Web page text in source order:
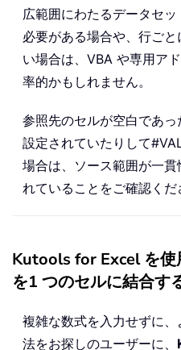
広範囲にわたるデータセ
必要がある場合や、行ご
い場合は、VBA や専用ア
率的かもしれません。
参照先のセルが空白であ
設定されていたりして
場合は、ソース範囲が一
れていることをご確認くだ
Kutools for Excel を使
を1 つのセルに結合す
複雑な数式を入力せずに
法をお探しのユーザーに、